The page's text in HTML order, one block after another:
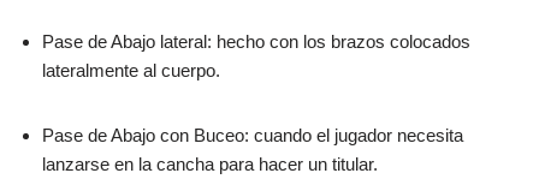
Pase de Abajo lateral: hecho con los brazos colocados
lateralmente al cuerpo.
Pase de Abajo con Buceo: cuando el jugador necesita
lanzarse en la cancha para hacer un titular.